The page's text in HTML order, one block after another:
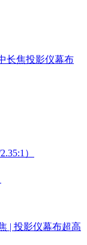
长焦投影仪幕布
| 投影仪幕布超高